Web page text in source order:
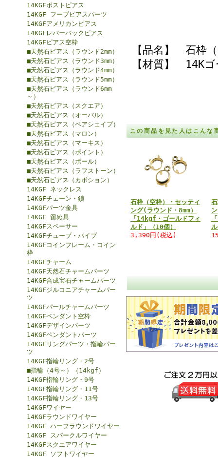
14KGFポストピアス
14KGF フープピアスパーツ
14KGFアメリカンピアス
14KGFレバーバックピアス
14KGFピアス空枠
■天然石ピアス（ラウンド2mm）
■天然石ピアス（ラウンド3mm）
■天然石ピアス（ラウンド4mm）
■天然石ピアス（ラウンド5mm）
■天然石ピアス（ラウンド6mm
～）
■天然石ピアス（スクエア）
■天然石ピアス（オーバル）
■天然石ピアス（ペアシェイプ）
■天然石ピアス（マロン）
■天然石ピアス（マーキス）
■天然石ピアス（ポイント）
■天然石ピアス（ボール）
■天然石ピアス（ラフストーン）
■天然石ピアス（カボション）
14KGF ネックレス
14KGFチェーン・鎖
14KGFパーツ金具
14KGF 留め具
14KGFスペーサー
14KGFチューブ・パイプ
14KGFコインフレーム・コイン
枠
14KGFチャーム
14KGF天然石チャームパーツ
14KGF合成宝石チャームパーツ
14KGFジルコニアチャームパー
ツ
14KGFパールチャームパーツ
14KGFペンダント空枠
14KGFデザインパーツ
14KGFペンダントパーツ
14KGFリングパーツ・指輪パー
ツ
14KGF指輪リング・2号
■指輪（4号～）（14kgf）
14KGF指輪リング・9号
14KGF指輪リング・11号
14KGF指輪リング・13号
14KGFワイヤー
14KGFラウンドワイヤー
14KGF ハーフラウンドワイヤー
14KGF スパークルワイヤー
14KGFスクエアワイヤー
14KGF ソフトワイヤー
【品名】 石枠
【材質】 14K
この商品を見た人はこんな
石枠（空枠）・セッティ
ング(ラウンド・8mm）
「14kgf・ゴールドフィ
ルド」（10個）
3,390円(税込)